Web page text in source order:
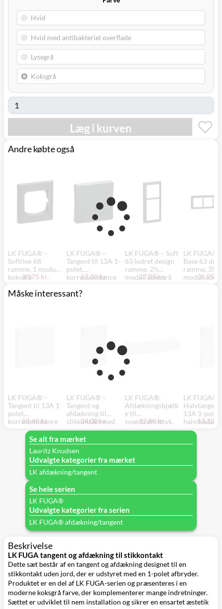
Læg i kurven
Andre købte også
LK FUGA® –
Softline 68
ramme, 1 modul,
koksgrå30,75 kr.
LK FUGA® –
Tangent til 13A 1-
polet,
korrespondance
afbryder, 1
17,20 kr.
LK FUGA® – Soft
63 lodret design
ramme, 2½
modul, koksgrå
27,25 kr.
LK FUGA®
Base 63
ramme, 3½
modul,36,75
Måske interessant?
LK FUGA® –
Tangent til 13A 1-
polet,
korrespondance
eller krydsnings
afbryder gammel
model, 1 modul,
18,40 kr.
LK FUGA® –
Tangent og
afdækning til
stikkontakt med
jord og 1-polet
afbryder, 1½
modul, hvid
34,00 kr.
LK FUGA®,
Afdækningsbjælk
e til
svagstrømstryk,
IHC Wireless
kombi enheder,
Knudsen
12,80 kr.
LK FUGA®
13A 1-polet
halvmodul
krone eller
dobbelt
model
13,10
Se alt fra mærket
Lauritz Knudsen
Udvalgte kategorier fra mærket
LK afdækning/tangent
Se hele serien
LK FUGA®
Udvalgte kategorier fra serien
LK FUGA® afdækning/tangent
Beskrivelse
LK FUGA tangent og afdækning til stikkontakt
Dette sæt består af en tangent og afdækning designet til en
stikkontakt uden jord, der er udstyret med en 1-polet afbryder.
Produktet er en del af LK FUGA-serien og præsenteres i en
moderne koksgrå farve, der komplementerer mange indretninger.
Sættet er udviklet til nem installation og sikrer en ensartet æstetik